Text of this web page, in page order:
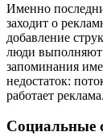
Именно
заходит о
добавление
люди выполняют
запоминания
недостаток:
работает реклама.
Социальные